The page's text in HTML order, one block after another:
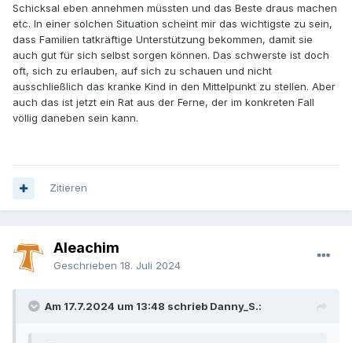
Schicksal eben annehmen müssten und das Beste draus machen
etc. In einer solchen Situation scheint mir das wichtigste zu sein,
dass Familien tatkräftige Unterstützung bekommen, damit sie
auch gut für sich selbst sorgen können. Das schwerste ist doch
oft, sich zu erlauben, auf sich zu schauen und nicht
ausschließlich das kranke Kind in den Mittelpunkt zu stellen. Aber
auch das ist jetzt ein Rat aus der Ferne, der im konkreten Fall
völlig daneben sein kann.
Zitieren
Aleachim
Geschrieben 18. Juli 2024
Am 17.7.2024 um 13:48 schrieb Danny_S.: